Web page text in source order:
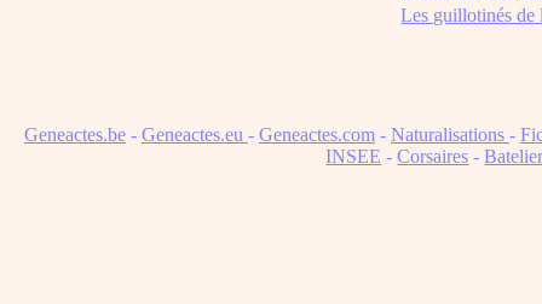
Les guillotinés de
Geneactes.be - Geneactes.eu - Geneactes.com - Naturalisations -
INSEE -Corsaires -